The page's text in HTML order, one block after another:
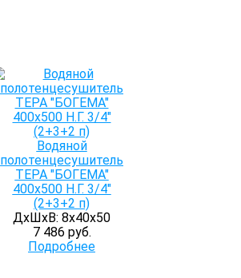
Водяной
полотенцесушитель
ТЕРА "БОГЕМА"
400х500 Н.Г. 3/4"
(2+3+2 п)
ДхШхВ: 8х40х50
7 486 руб.
Подробнее